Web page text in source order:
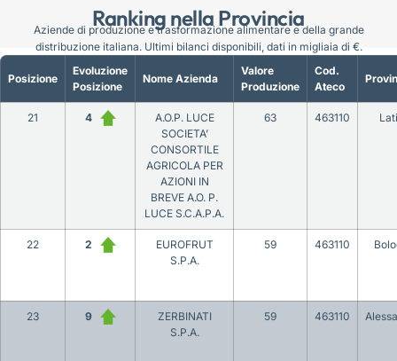
Ranking nella Provincia
Posizione
Evoluzione
Posizione
Nome Azienda
Valore
Produzione
Cod.
Ateco
21 4
A.O.P. LUCE
SOCIETA’
CONSORTILE
AGRICOLA PER
AZIONI IN
BREVE A.O. P.
LUCE S.C.A.P.A.
63 463110
22 2
EUROFRUT
S.P.A.
59 463110
23 9
ZERBINATI
S.P.A.
59 463110
Aziende di produzione e trasformazione alimentare e della grande
distribuzione italiana. Ultimi bilanci disponibili, dati in migliaia di €.